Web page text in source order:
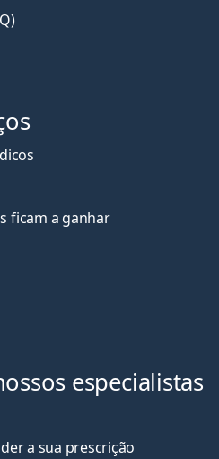
ficam a ganhar
especialistas
a sua prescrição